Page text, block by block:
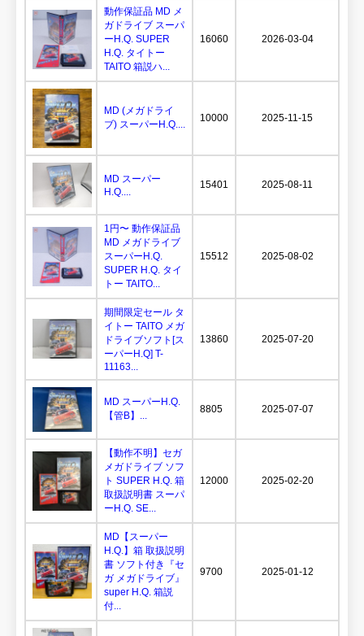
動作保証品 MD メ
ガドライブ スーパ
ーH.Q. SUPER
H.Q. タイトー
TAITO 箱説ハ...
16060 2026-03-04
MD (メガドライ
ブ) スーパーH.Q....
10000 2025-11-15
MD スーパー
H.Q....
15401 2025-08-11
1円〜 動作保証品
MD メガドライブ
スーパーH.Q.
SUPER H.Q. タイ
トー TAITO...
15512 2025-08-02
期間限定セール タ
イトー TAITO メガ
ドライブソフト[ス
ーパーH.Q] T-
11163...
13860 2025-07-20
MD スーパーH.Q.
【管B】...
8805 2025-07-07
【動作不明】セガ
メガドライブ ソフ
ト SUPER H.Q. 箱
取扱説明書 スーパ
ーH.Q. SE...
12000 2025-02-20
MD【スーパー
H.Q.】箱 取扱説明
書 ソフト付き『セ
ガ メガドライブ』
super H.Q. 箱説
付...
9700 2025-01-12